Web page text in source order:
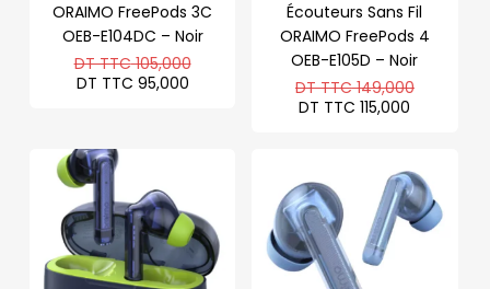
ORAIMO FreePods 3C
OEB-E104DC – Noir
DT TTC105,000Le
DT TTC 95,000Le
Écouteurs Sans Fil
ORAIMO FreePods 4
OEB-E105D – Noir
DT TTC149,000Le
TTC
DT TTC 115,000
DT
TTC